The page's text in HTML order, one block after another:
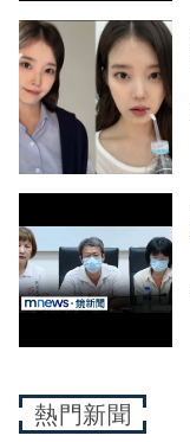
熱門新聞